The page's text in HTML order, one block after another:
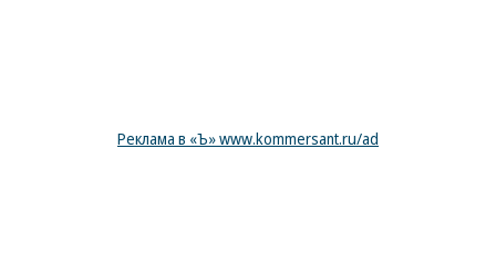
Реклама в «Ъ» www.kommersant.ru/ad